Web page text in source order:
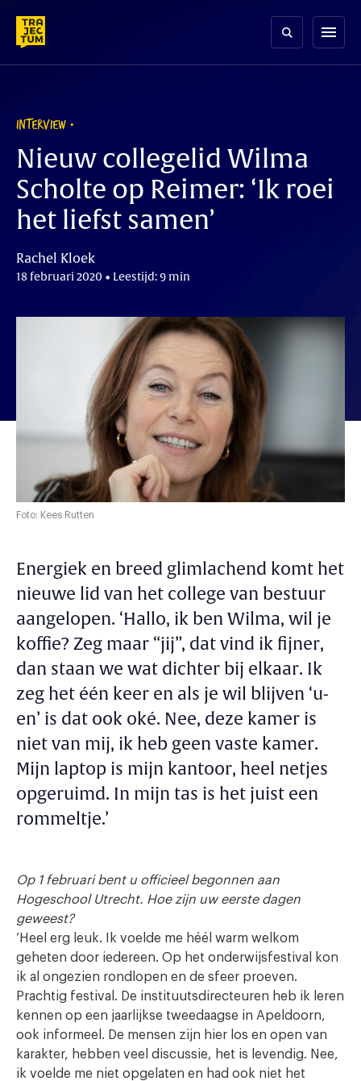
content
menu
INTERVIEW
Nieuw collegelid Wilma
Scholte op Reimer: ‘Ik roei
het liefst samen’
Rachel Kloek
18 februari 2020 • Leestijd: 9 min
Foto: Kees Rutten
Energiek en breed glimlachend komt het
nieuwe lid van het college van bestuur
aangelopen. ‘Hallo, ik ben Wilma, wil je
koffie? Zeg maar “jij”, dat vind ik fijner,
dan staan we wat dichter bij elkaar. Ik
zeg het één keer en als je wil blijven ‘u-
en’ is dat ook oké. Nee, deze kamer is
niet van mij, ik heb geen vaste kamer.
Mijn laptop is mijn kantoor, heel netjes
opgeruimd. In mijn tas is het juist een
rommeltje.’
Op 1 februari bent u officieel begonnen aan
Hogeschool Utrecht. Hoe zijn uw eerste dagen
geweest?
‘Heel erg leuk. Ik voelde me héél warm welkom
geheten door iedereen. Op het onderwijsfestival kon
ik al ongezien rondlopen en de sfeer proeven.
Prachtig festival. De instituutsdirecteuren heb ik leren
kennen op een jaarlijkse tweedaagse in Apeldoorn,
ook informeel. De mensen zijn hier los en open van
karakter, hebben veel discussie, het is levendig. Nee,
ik voelde me niet opgelaten en had ook niet het